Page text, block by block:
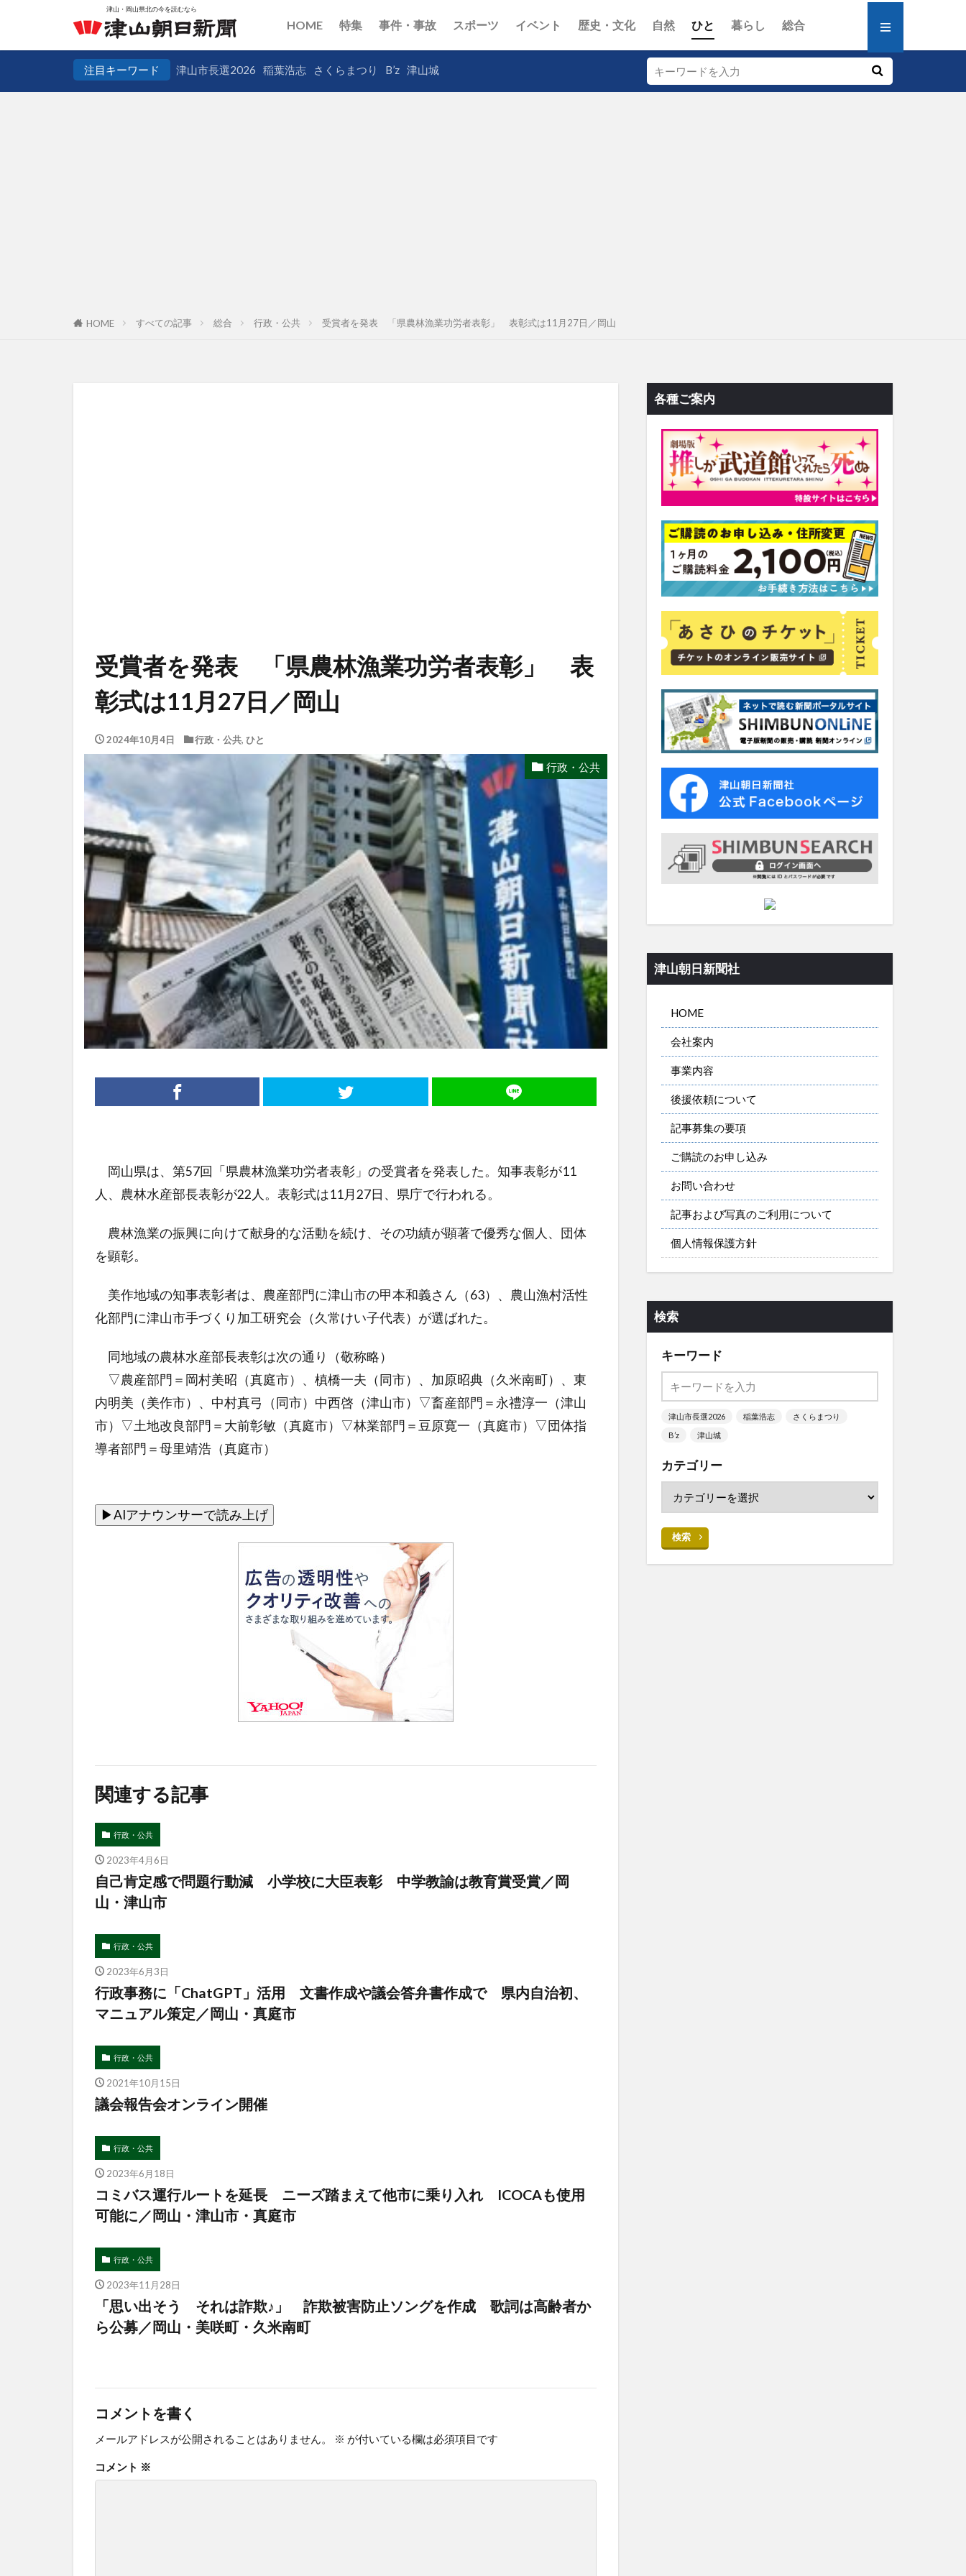
HOME 特集 事件・事故 スポーツ イベント 歴史・文化 自然 ひと 暮らし 総合
注目キーワード 津山市長選2026 稲葉浩志 さくらまつり B’z 津山城
HOME すべての記事 総合 行政・公共 受賞者を発表 「県農林漁業功労者表彰」 表彰式は11月27日／岡山
受賞者を発表 「県農林漁業功労者表彰」 表
彰式は11月27日／岡山
2024年10月4日 行政・公共, ひと
行政・公共
岡山県は、第57回「県農林漁業功労者表彰」の受賞者を発表した。知事表彰が11
人、農林水産部長表彰が22人。表彰式は11月27日、県庁で行われる。
農林漁業の振興に向けて献身的な活動を続け、その功績が顕著で優秀な個人、団体
を顕彰。
美作地域の知事表彰者は、農産部門に津山市の甲本和義さん（63）、農山漁村活性
化部門に津山市手づくり加工研究会（久常けい子代表）が選ばれた。
同地域の農林水産部長表彰は次の通り（敬称略）
▽農産部門＝岡村美昭（真庭市）、槙橋一夫（同市）、加原昭典（久米南町）、東
内明美（美作市）、中村真弓（同市）中西啓（津山市）▽畜産部門＝永禮淳一（津山
市）▽土地改良部門＝大前彰敏（真庭市）▽林業部門＝豆原寛一（真庭市）▽団体指
導者部門＝母里靖浩（真庭市）
関連する記事
行政・公共
2023年4月6日
自己肯定感で問題行動減 小学校に大臣表彰 中学教諭は教育賞受賞／岡
山・津山市
行政・公共
2023年6月3日
行政事務に「ChatGPT」活用 文書作成や議会答弁書作成で 県内自治初、
マニュアル策定／岡山・真庭市
行政・公共
2021年10月15日
議会報告会オンライン開催
行政・公共
2023年6月18日
コミバス運行ルートを延長 ニーズ踏まえて他市に乗り入れ ICOCAも使用
可能に／岡山・津山市・真庭市
行政・公共
2023年11月28日
「思い出そう それは詐欺♪」 詐欺被害防止ソングを作成 歌詞は高齢者か
ら公募／岡山・美咲町・久米南町
コメントを書く
メールアドレスが公開されることはありません。 ※ が付いている欄は必須項目です
コメント ※
各種ご案内
津山朝日新聞社
HOME
会社案内
事業内容
後援依頼について
記事募集の要項
ご購読のお申し込み
お問い合わせ
記事および写真のご利用について
個人情報保護方針
検索
キーワード
津山市長選2026 稲葉浩志
さくらまつり
B’z
津山城
カテゴリー
検索